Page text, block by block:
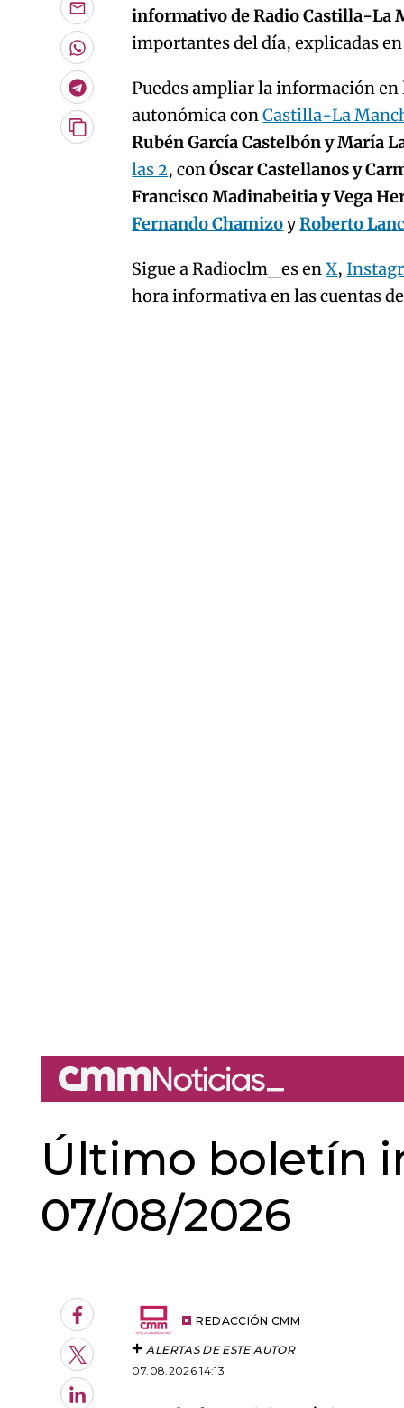
Enviar
por
Email
Whatsapp
Telegram
Copiar
artículo
informativo de Radio Castilla-La
importantes del día, explicadas
Puedes ampliar la información
autonómica conCastilla-La
Rubén García Castelbón y María
las 2, conÓscar Castellanos y
Francisco Madinabeitia y Vega
Fernando ChamizoyRoberto
Sigue a Radioclm_es enX,
hora informativa en las cuentas
Último boletín
07/08/2026
Facebook
Twitter
LinkedIn
REDACCIÓN CMM
ALERTAS DE ESTE AUTOR
07.08.2026 14:13